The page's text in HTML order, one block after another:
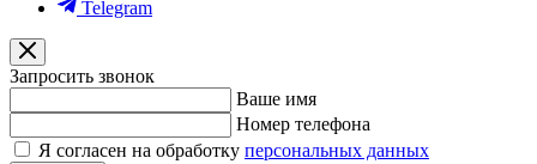
Telegram
Запросить звонок
Ваше имя
Номер телефона
Я согласен на обработку персональных данных